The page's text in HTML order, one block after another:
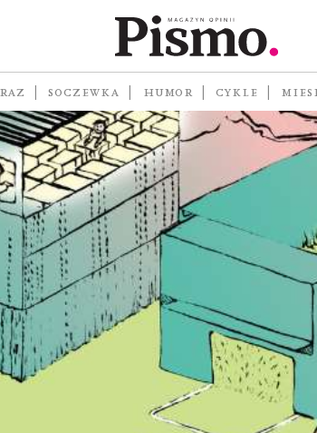
SOCZEWKA HUMOR CYKLE